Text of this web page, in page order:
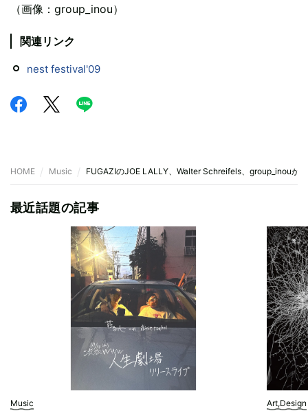
（画像：group_inou）
関連リンク
nest festival'09
HOME Music FUGAZIのJOE LALLY、Walter Schreifels、group_inouが
最近話題の記事
Music Art,Design